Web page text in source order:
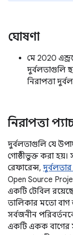
ঘোষণা
মে 2020
দুর্বলতাগুলি
নিরাপত্তা
নিরাপত্তা
দুর্বলতাগুলি যে
গোষ্ঠীভুক্ত করা হয়।
রেফারেন্স,
Open Source
একটি টেবিল
তালিকার মতো বাগ
সর্বজনীন
একটি একক বাগের